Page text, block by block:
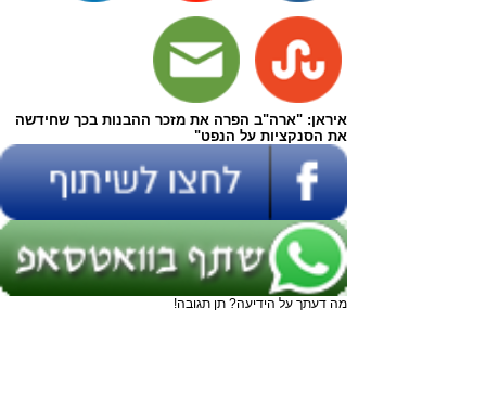
איראן: "ארה"ב הפרה את מזכר ההבנות בכך שחידשה
את הסנקציות על הנפט"
מה דעתך על הידיעה? תן תגובה!